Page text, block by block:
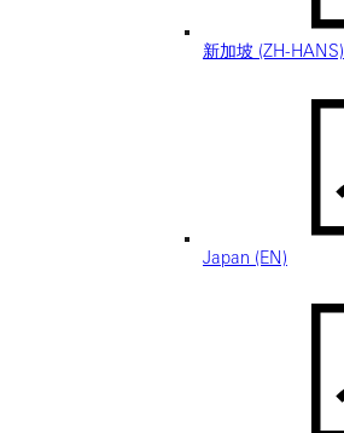
新加坡 (ZH-HANS)
Japan (EN)